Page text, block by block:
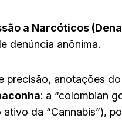
a Narcóticos
denúncia anônima.
precisão, anotações
: a “colombian
da “Cannabis”),